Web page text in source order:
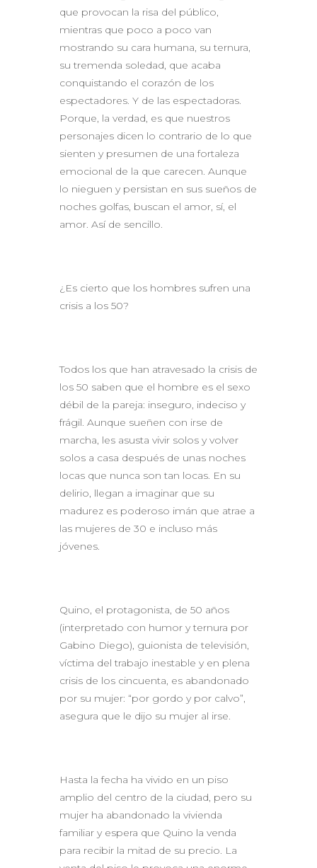
que provocan la risa del público,
mientras que poco a poco van
mostrando su cara humana, su ternura,
su tremenda soledad, que acaba
conquistando el corazón de los
espectadores. Y de las espectadoras.
Porque, la verdad, es que nuestros
personajes dicen lo contrario de lo que
sienten y presumen de una fortaleza
emocional de la que carecen. Aunque
lo nieguen y persistan en sus sueños de
noches golfas, buscan el amor, sí, el
amor. Así de sencillo.
¿Es cierto que los hombres sufren una
crisis a los 50?
Todos los que han atravesado la crisis de
los 50 saben que el hombre es el sexo
débil de la pareja: inseguro, indeciso y
frágil. Aunque sueñen con irse de
marcha, les asusta vivir solos y volver
solos a casa después de unas noches
locas que nunca son tan locas. En su
delirio, llegan a imaginar que su
madurez es poderoso imán que atrae a
las mujeres de 30 e incluso más
jóvenes.
Quino, el protagonista, de 50 años
(interpretado con humor y ternura por
Gabino Diego), guionista de televisión,
víctima del trabajo inestable y en plena
crisis de los cincuenta, es abandonado
por su mujer: “por gordo y por calvo”,
asegura que le dijo su mujer al irse.
Hasta la fecha ha vivido en un piso
amplio del centro de la ciudad, pero su
mujer ha abandonado la vivienda
familiar y espera que Quino la venda
para recibir la mitad de su precio. La